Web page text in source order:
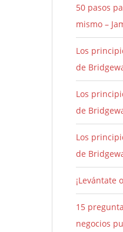
50 pasos
mismo –
Los
de
Los
de
Los
de
¡Levántate
15
negocios